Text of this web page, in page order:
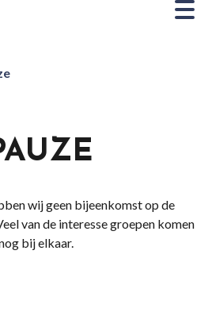
wij geen bijeenkomst op de
van de interesse groepen komen
bij elkaar.